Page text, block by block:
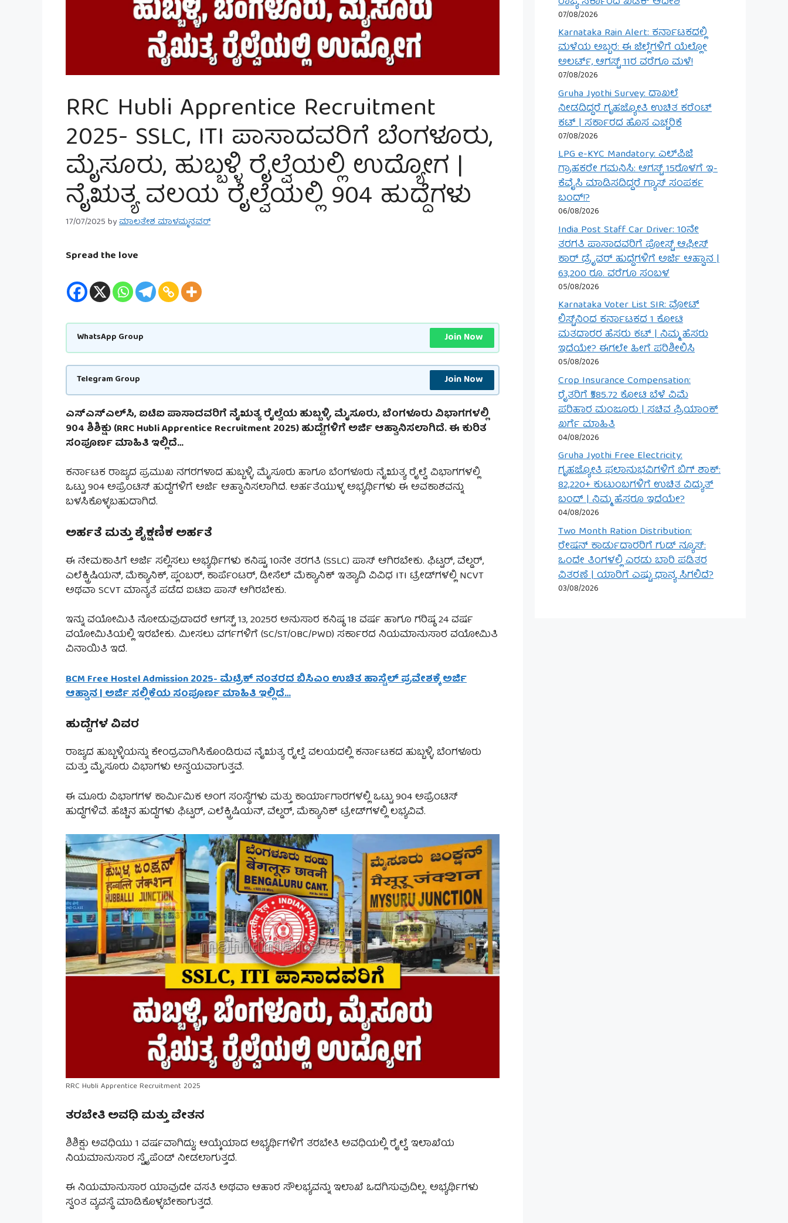
RRC Hubli Apprentice Recruitment
2025- SSLC, ITI ಪಾಸಾದವರಿಗೆ ಬೆಂಗಳೂರು,
ಮೈಸೂರು, ಹುಬ್ಬಳ್ಳಿ ರೈಲ್ವೆಯಲ್ಲಿ ಉದ್ಯೋಗ |
ನೈಋತ್ಯ ವಲಯ ರೈಲ್ವೆಯಲ್ಲಿ 904 ಹುದ್ದೆಗಳು
17/07/2025byಮಾಲತೇಶ ಮಾಳಮ್ಮನವರ್
Spread the love
WhatsApp Group Join Now
Telegram Group Join Now
ಎಸ್‌ಎಸ್‌ಎಲ್‌ಸಿ, ಐಟಿಐ ಪಾಸಾದವರಿಗೆ ನೈಋತ್ಯ ರೈಲ್ವೆಯ ಹುಬ್ಬಳ್ಳಿ, ಮೈಸೂರು, ಬೆಂಗಳೂರು ವಿಭಾಗಗಳಲ್ಲಿ
904 ಶಿಶಿಕ್ಷು (RRC Hubli Apprentice Recruitment 2025) ಹುದ್ದೆಗಳಿಗೆ ಅರ್ಜಿ ಆಹ್ವಾನಿಸಲಾಗಿದೆ. ಈ ಕುರಿತ
ಸಂಪೂರ್ಣ ಮಾಹಿತಿ ಇಲ್ಲಿದೆ…
ಕರ್ನಾಟಕ ರಾಜ್ಯದ ಪ್ರಮುಖ ನಗರಗಳಾದ ಹುಬ್ಬಳ್ಳಿ, ಮೈಸೂರು ಹಾಗೂ ಬೆಂಗಳೂರು ನೈಋತ್ಯ ರೈಲ್ವೆ ವಿಭಾಗಗಳಲ್ಲಿ
ಒಟ್ಟು 904 ಅಪ್ರೆಂಟಿಸ್ ಹುದ್ದೆಗಳಿಗೆ ಅರ್ಜಿ ಆಹ್ವಾನಿಸಲಾಗಿದೆ. ಅರ್ಹತೆಯುಳ್ಳ ಅಭ್ಯರ್ಥಿಗಳು ಈ ಅವಕಾಶವನ್ನು
ಬಳಸಿಕೊಳ್ಳಬಹುದಾಗಿದೆ.
ಅರ್ಹತೆ ಮತ್ತು ಶೈಕ್ಷಣಿಕ ಅರ್ಹತೆ
ಈ ನೇಮಕಾತಿಗೆ ಅರ್ಜಿ ಸಲ್ಲಿಸಲು ಅಭ್ಯರ್ಥಿಗಳು ಕನಿಷ್ಟ 10ನೇ ತರಗತಿ (SSLC) ಪಾಸ್ ಆಗಿರಬೇಕು. ಫಿಟ್ಟರ್, ವೆಲ್ಡರ್,
ಎಲೆಕ್ಟ್ರಿಷಿಯನ್, ಮೆಕ್ಯಾನಿಕ್, ಪ್ಲಂಬರ್, ಕಾರ್ಪೆಂಟರ್, ಡೀಸೆಲ್ ಮೆಕ್ಯಾನಿಕ್ ಇತ್ಯಾದಿ ವಿವಿಧ ITI ಟ್ರೇಡ್‌ಗಳಲ್ಲಿ NCVT
ಅಥವಾ SCVT ಮಾನ್ಯತೆ ಪಡೆದ ಐಟಿಐ ಪಾಸ್ ಆಗಿರಬೇಕು.
ಇನ್ನು ವಯೋಮಿತಿ ನೋಡುವುದಾದರೆ ಆಗಸ್ಟ್ 13, 2025ರ ಅನುಸಾರ ಕನಿಷ್ಠ 18 ವರ್ಷ ಹಾಗೂ ಗರಿಷ್ಠ 24 ವರ್ಷ
ವಯೋಮಿತಿಯಲ್ಲಿ ಇರಬೇಕು. ಮೀಸಲು ವರ್ಗಗಳಿಗೆ (SC/ST/OBC/PWD) ಸರ್ಕಾರದ ನಿಯಮಾನುಸಾರ ವಯೋಮಿತಿ
ವಿನಾಯಿತಿ ಇದೆ.
BCM Free Hostel Admission 2025- ಮೆಟ್ರಿಕ್ ನಂತರದ ಬಿಸಿಎಂ ಉಚಿತ ಹಾಸ್ಟೆಲ್ ಪ್ರವೇಶಕ್ಕೆ ಅರ್ಜಿ
ಆಹ್ವಾನ | ಅರ್ಜಿ ಸಲ್ಲಿಕೆಯ ಸಂಪೂರ್ಣ ಮಾಹಿತಿ ಇಲ್ಲಿದೆ…
ಹುದ್ದೆಗಳ ವಿವರ
ರಾಜ್ಯದ ಹುಬ್ಬಳ್ಳಿಯನ್ನು ಕೇಂದ್ರವಾಗಿಸಿಕೊಂಡಿರುವ ನೈಋತ್ಯ ರೈಲ್ವೆ ವಲಯದಲ್ಲಿ ಕರ್ನಾಟಕದ ಹುಬ್ಬಳ್ಳಿ, ಬೆಂಗಳೂರು
ಮತ್ತು ಮೈಸೂರು ವಿಭಾಗಳು ಅನ್ವಯವಾಗುತ್ತವೆ.
ಈ ಮೂರು ವಿಭಾಗಗಳ ಕಾರ್ಮಿಮಿಕ ಅಂಗ ಸಂಸ್ಥೆಗಳು ಮತ್ತು ಕಾರ್ಯಾಗಾರಗಳಲ್ಲಿ ಒಟ್ಟು 904 ಅಪ್ರೆಂಟಿಸ್
ಹುದ್ದೆಗಳಿವೆ. ಹೆಚ್ಚಿನ ಹುದ್ದೆಗಳು ಫಿಟ್ಟರ್, ಎಲೆಕ್ಟ್ರಿಷಿಯನ್, ವೆಲ್ಡರ್, ಮೆಕ್ಯಾನಿಕ್ ಟ್ರೇಡ್‌ಗಳಲ್ಲಿ ಲಭ್ಯವಿವೆ.
RRC Hubli Apprentice Recruitment 2025
ತರಬೇತಿ ಅವಧಿ ಮತ್ತು ವೇತನ
ಶಿಶಿಕ್ಷು ಅವಧಿಯು 1 ವರ್ಷವಾಗಿದ್ದು; ಆಯ್ಕೆಯಾದ ಅಭ್ಯರ್ಥಿಗಳಿಗೆ ತರಬೇತಿ ಅವಧಿಯಲ್ಲಿ ರೈಲ್ವೆ ಇಲಾಖೆಯ
ನಿಯಮಾನುಸಾರ ಸ್ಟೈಪೆಂಡ್ ನೀಡಲಾಗುತ್ತದೆ.
ಈ ನಿಯಮಾನುಸಾರ ಯಾವುದೇ ವಸತಿ ಅಥವಾ ಆಹಾರ ಸೌಲಭ್ಯವನ್ನು ಇಲಾಖೆ ಒದಗಿಸುವುದಿಲ್ಲ. ಅಭ್ಯರ್ಥಿಗಳು
ಸ್ವಂತ ವ್ಯವಸ್ಥೆ ಮಾಡಿಕೊಳ್ಳಬೇಕಾಗುತ್ತದೆ.
07/08/2026
Karnataka Rain Alert: ಕರ್ನಾಟಕದಲ್ಲಿ
ಮಳೆಯ ಅಬ್ಬರ: ಈ ಜಿಲ್ಲೆಗಳಿಗೆ ಯೆಲ್ಲೋ
ಅಲರ್ಟ್, ಆಗಸ್ಟ್ 11ರ ವರೆಗೂ ಮಳೆ!
07/08/2026
Gruha Jyothi Survey: ದಾಖಲೆ
ನೀಡದಿದ್ದರೆ ಗೃಹಜ್ಯೋತಿ ಉಚಿತ ಕರೆಂಟ್
ಕಟ್ | ಸರ್ಕಾರದ ಹೊಸ ಎಚ್ಚರಿಕೆ
07/08/2026
LPG e-KYC Mandatory: ಎಲ್‌ಪಿಜಿ
ಗ್ರಾಹಕರೇ ಗಮನಿಸಿ: ಆಗಸ್ಟ್ 15ರೊಳಗೆ ಇ-
ಕೆವೈಸಿ ಮಾಡಿಸದಿದ್ದರೆ ಗ್ಯಾಸ್ ಸಂಪರ್ಕ
ಬಂದ್!?
06/08/2026
India Post Staff Car Driver: 10ನೇ
ತರಗತಿ ಪಾಸಾದವರಿಗೆ ಪೋಸ್ಟ್ ಆಫೀಸ್
ಕಾರ್ ಡ್ರೈವರ್ ಹುದ್ದೆಗಳಿಗೆ ಅರ್ಜಿ ಆಹ್ವಾನ |
63,200 ರೂ. ವರೆಗೂ ಸಂಬಳ
05/08/2026
Karnataka Voter List SIR: ವೋಟ್
ಲಿಸ್ಟ್‌ನಿಂದ ಕರ್ನಾಟಕದ 1 ಕೋಟಿ
ಮತದಾರರ ಹೆಸರು ಕಟ್ | ನಿಮ್ಮ ಹೆಸರು
ಇದೆಯೇ? ಈಗಲೇ ಹೀಗೆ ಪರಿಶೀಲಿಸಿ
05/08/2026
Crop Insurance Compensation:
ರೈತರಿಗೆ ₹585.72 ಕೋಟಿ ಬೆಳೆ ವಿಮೆ
ಪರಿಹಾರ ಮಂಜೂರು | ಸಚಿವ ಪ್ರಿಯಾಂಕ್
ಖರ್ಗೆ ಮಾಹಿತಿ
04/08/2026
Gruha Jyothi Free Electricity:
ಗೃಹಜ್ಯೋತಿ ಫಲಾನುಭವಿಗಳಿಗೆ ಬಿಗ್ ಶಾಕ್:
82,220+ ಕುಟುಂಬಗಳಿಗೆ ಉಚಿತ ವಿದ್ಯುತ್
ಬಂದ್ | ನಿಮ್ಮ ಹೆಸರೂ ಇದೆಯೇ?
04/08/2026
Two Month Ration Distribution:
ರೇಷನ್ ಕಾರ್ಡುದಾರರಿಗೆ ಗುಡ್ ನ್ಯೂಸ್:
ಒಂದೇ ತಿಂಗಳಲ್ಲಿ ಎರಡು ಬಾರಿ ಪಡಿತರ
ವಿತರಣೆ | ಯಾರಿಗೆ ಎಷ್ಟು ಧಾನ್ಯ ಸಿಗಲಿದೆ?
03/08/2026